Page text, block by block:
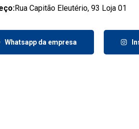
Rua Capitão Eleutério, 93 Loja 01
Whatsapp da empresa